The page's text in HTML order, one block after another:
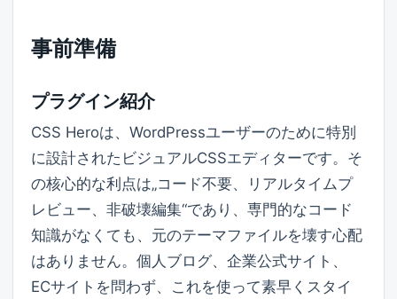
事前準備
プラグイン紹介
CSS Heroは、WordPressユーザーのために特別
に設計されたビジュアルCSSエディターです。そ
の核心的な利点は„コード不要、リアルタイムプ
レビュー、非破壊編集“であり、専門的なコード
知識がなくても、元のテーマファイルを壊す心配
はありません。個人ブログ、企業公式サイト、
ECサイトを問わず、これを使って素早くスタイ